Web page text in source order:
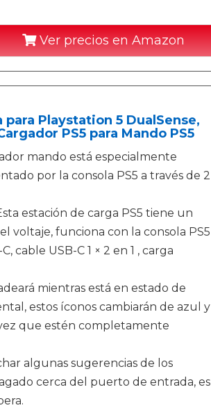
Ver precios en Amazon
para Playstation 5 DualSense,
PS5 para Mando PS5
mando está especialmente
por la consola PS5 a través de 2
estación de carga PS5 tiene un
voltaje, funciona con la consola PS5
cable USB-C 1 × 2 en 1 , carga
mientras está en estado de
estos íconos cambiarán de azul y
que estén completamente
algunas sugerencias de los
cerca del puerto de entrada, es